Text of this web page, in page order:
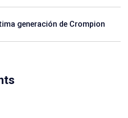
generación de Crompion